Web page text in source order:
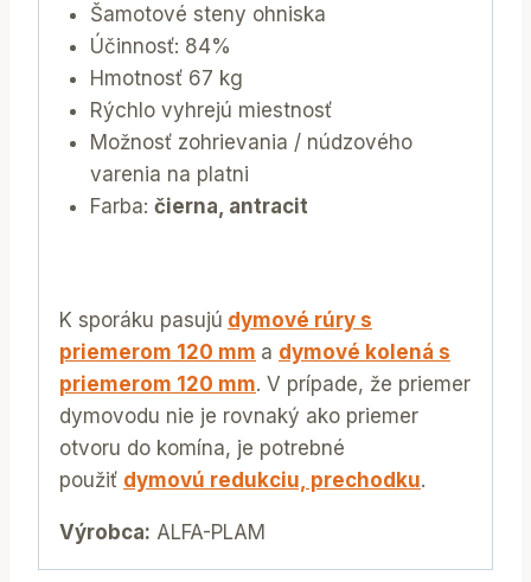
Šamotové steny ohniska
Účinnosť: 84%
Hmotnosť 67 kg
Rýchlo vyhrejú miestnosť
Možnosť zohrievania / núdzového
varenia na platni
Farba: čierna, antracit
K sporáku pasujú dymové rúry s
priemerom 120 mm a dymové kolená s
priemerom 120 mm. V prípade, že priemer
dymovodu nie je rovnaký ako priemer
otvoru do komína, je potrebné
použiť dymovú redukciu, prechodku.
Výrobca: ALFA-PLAM